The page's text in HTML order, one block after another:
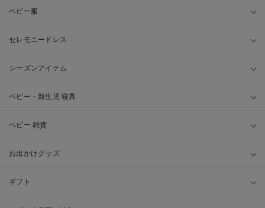
ベビー服
セレモニードレス
シーズンアイテム
ベビー・新生児 寝具
ベビー 雑貨
お出かけグッズ
ギフト